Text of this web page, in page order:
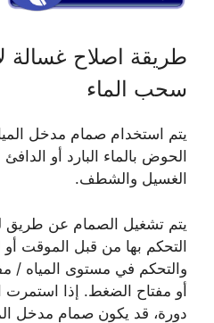
طريقة اصلاح غسالة
سحب الماء
يتم استخدام صمام مدخل
الحوض بالماء البارد أو
الغسيل والشطف.
يتم تشغيل الصمام عن طريق
التحكم بها من قبل الموقت أو
والتحكم في مستوى المياه /
أو مفتاح الضغط. إذا استمرت
دورة، قد يكون صمام مدخل